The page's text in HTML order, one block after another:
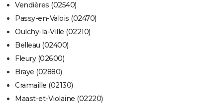
Vendières (02540)
Passy-en-Valois (02470)
Oulchy-la-Ville (02210)
Belleau (02400)
Fleury (02600)
Braye (02880)
Cramaille (02130)
Maast-et-Violaine (02220)